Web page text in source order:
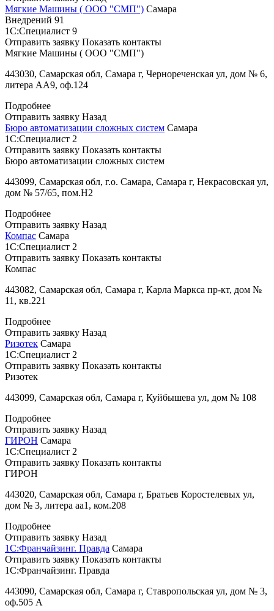
Мягкие Машины ( ООО "СМП") Самара
Внедрений 91
1С:Специалист 9
Отправить заявку Показать контакты
Мягкие Машины ( ООО "СМП")
443030, Самарская обл, Самара г, Чернореченская ул, дом № 6,
литера АА9, оф.124
Подробнее
Отправить заявку Назад
Бюро автоматизации сложных систем Самара
1С:Специалист 2
Отправить заявку Показать контакты
Бюро автоматизации сложных систем
443099, Самарская обл, г.о. Самара, Самара г, Некрасовская ул,
дом № 57/65, пом.H2
Подробнее
Отправить заявку Назад
Компас Самара
1С:Специалист 2
Отправить заявку Показать контакты
Компас
443082, Самарская обл, Самара г, Карла Маркса пр-кт, дом №
11, кв.221
Подробнее
Отправить заявку Назад
Ризотек Самара
1С:Специалист 2
Отправить заявку Показать контакты
Ризотек
443099, Самарская обл, Самара г, Куйбышева ул, дом № 108
Подробнее
Отправить заявку Назад
ГИРОН Самара
1С:Специалист 2
Отправить заявку Показать контакты
ГИРОН
443020, Самарская обл, Самара г, Братьев Коростелевых ул,
дом № 3, литера аа1, ком.208
Подробнее
Отправить заявку Назад
1С:Франчайзинг. Правда Самара
Отправить заявку Показать контакты
1С:Франчайзинг. Правда
443090, Самарская обл, Самара г, Ставропольская ул, дом № 3,
оф.505 А